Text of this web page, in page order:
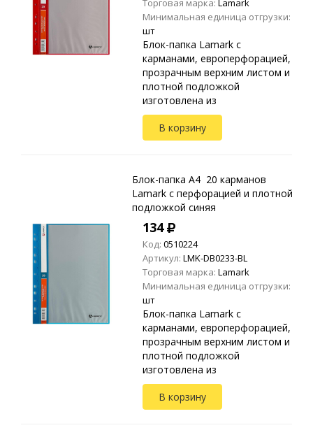
Торговая марка: Lamark
Минимальная единица отгрузки:
шт
Блок-папка Lamark с
карманами, европерфорацией,
прозрачным верхним листом и
плотной подложкой
изготовлена из
высококачественного
полипропилена.
Предназначена для хранения и
В корзину
Блок-папка A4 20 карманов
Lamark с перфорацией и плотной
подложкой синяя
134
Код: 0510224
Артикул: LMK-DB0233-BL
Торговая марка: Lamark
Минимальная единица отгрузки:
шт
Блок-папка Lamark с
карманами, европерфорацией,
прозрачным верхним листом и
плотной подложкой
изготовлена из
высококачественного
полипропилена.
Предназначена для хранения и
В корзину